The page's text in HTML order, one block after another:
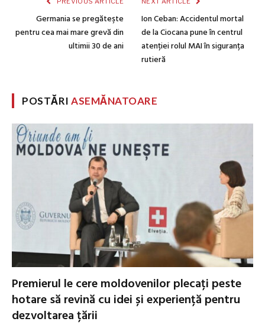
Germania se pregăteşte
pentru cea mai mare grevă din
ultimii 30 de ani
Ion Ceban: Accidentul mortal
de la Ciocana pune în centrul
atenției rolul MAI în siguranța
rutieră
POSTĂRIASEMĂNATOARE
Premierul le cere moldovenilor plecați peste
hotare să revină cu idei și experiență pentru
dezvoltarea țării